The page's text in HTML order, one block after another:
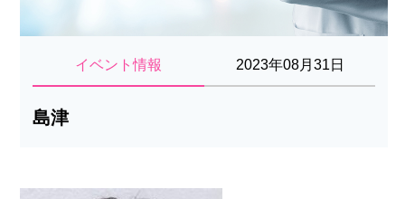
イベント情報 2023年08月31日
島津